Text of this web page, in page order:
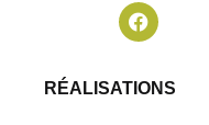
RÉALISATIONS